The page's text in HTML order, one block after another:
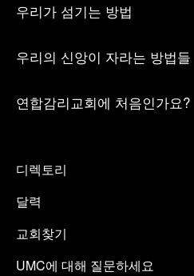
우리가 섬기는 방법
우리의 신앙이 자라는 방법들
연합감리교회에 처음인가요?
디렉토리
달력
교회찾기
UMC에 대해 질문하세요